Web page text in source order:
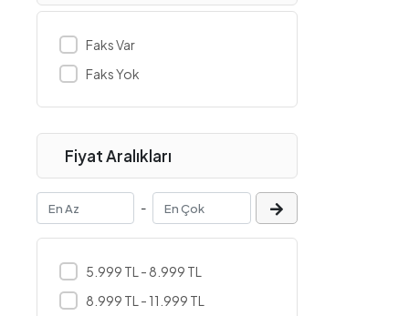
Intenso
JBL
Kaloc
Kingston
Lenovo
Lexar
Lexmark
Faks Var
Faks Yok
Fiyat Aralıkları
-
5.999 TL - 8.999 TL
8.999 TL - 11.999 TL